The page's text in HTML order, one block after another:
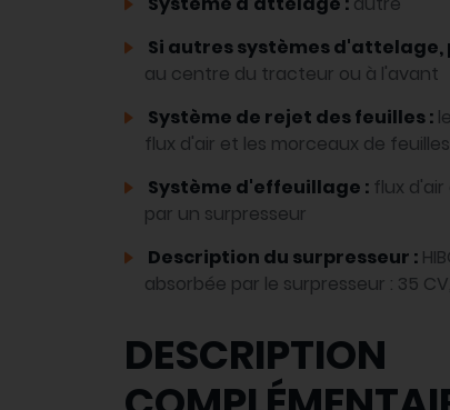
Si autres systèmes d'attelage,
au centre du tracteur ou à l'avant
Système de rejet des feuilles :
flux d'air et les morceaux de
Système d'effeuillage : flux
par un surpresseur
Description du surpresseur :
absorbée par le surpresseur : 35
DESCRIPTION